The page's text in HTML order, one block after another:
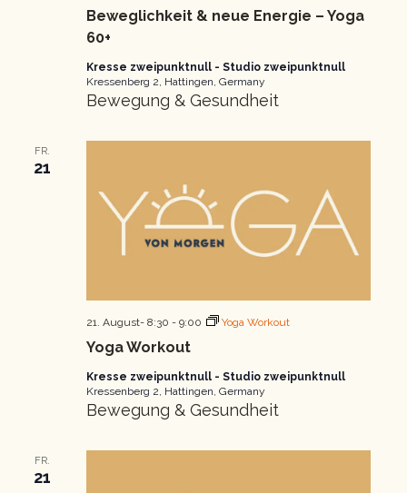
Beweglichkeit & neue Energie – Yoga
60+
Kresse zweipunktnull - Studio zweipunktnull
Kressenberg 2, Hattingen, Germany
Bewegung & Gesundheit
FR.
21
Yoga Workout
21. August- 8:30 - 9:00 Yoga Workout
Kresse zweipunktnull - Studio zweipunktnull
Kressenberg 2, Hattingen, Germany
Bewegung & Gesundheit
FR.
21